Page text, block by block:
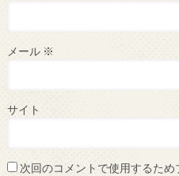
メール ※
サイト
次回のコメントで使用するた